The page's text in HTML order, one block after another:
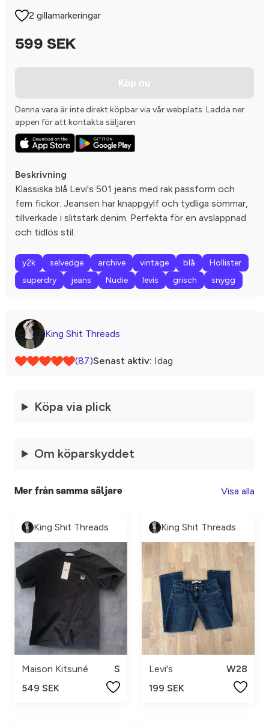
2 gillamarkeringar
599 SEK
Köp nu
Denna vara är inte direkt köpbar via vår webplats. Ladda ner
appen för att kontakta säljaren
Beskrivning
Klassiska blå Levi's 501 jeans med rak passform och
fem fickor. Jeansen har knappgylf och tydliga sömmar,
tillverkade i slitstark denim. Perfekta för en avslappnad
och tidlös stil.
y2k selvedge archive vintage blå
Hollister
superdry
jeans Nudie levis grisch snygg
King Shit Threads
(87)Senast aktiv: Idag
Köpa via plick
Om köparskyddet
Mer från samma säljare Visa alla
King Shit Threads
Maison Kitsuné
S
549 SEK
King Shit Threads
Levi's
W28
199 SEK